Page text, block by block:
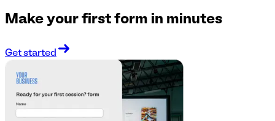
Make your first form in minutes
Get started